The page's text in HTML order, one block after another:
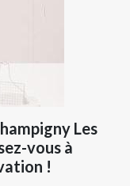
Les
vous à
!